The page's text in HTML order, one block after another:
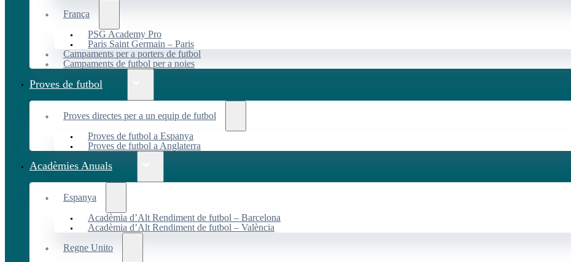
França
PSG Academy Pro
Paris Saint Germain – Paris
Campaments per a porters de futbol
Campaments de futbol per a noies
Proves de futbol
Proves directes per a un equip de futbol
Proves de futbol a Espanya
Proves de futbol a Anglaterra
Acadèmies Anuals
Espanya
Acadèmia d’Alt Rendiment de futbol – Barcelona
Acadèmia d’Alt Rendiment de futbol – València
Regne Unito